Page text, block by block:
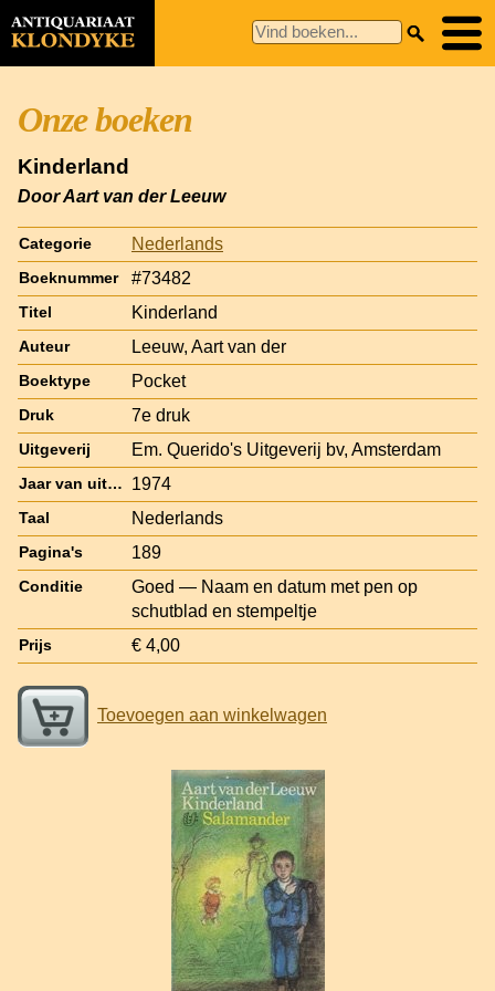
Onze boeken
Kinderland
Door Aart van der Leeuw
Categorie Nederlands
Boeknummer #73482
Titel Kinderland
Auteur Leeuw, Aart van der
Boektype Pocket
Druk 7e druk
Uitgeverij Em. Querido's Uitgeverij bv, Amsterdam
Jaar van uitgave 1974
Taal Nederlands
Pagina's 189
Conditie
Goed — Naam en datum met pen op
schutblad en stempeltje
Prijs € 4,00
Toevoegen aan winkelwagen